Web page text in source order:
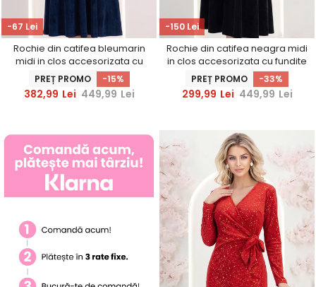
-67 Lei
Rochie din catifea bleumarin
midi in clos accesorizata cu
fundite si pietre strass frontal
PREȚ PROMO -15%
382,99 Lei 449,99 Lei
-150 Lei
Rochie din catifea neagra midi
in clos accesorizata cu fundite
si pietre strass frontal
PREȚ PROMO -33%
299,99 Lei 449,99 Lei